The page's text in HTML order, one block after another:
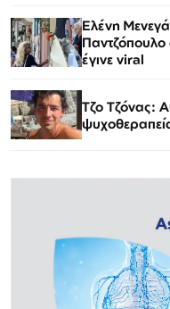
Ελένη
Παντζόπουλο
έγινε viral
Τζο Τζόνας: